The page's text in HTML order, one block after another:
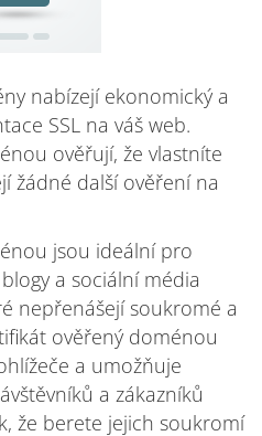
nabízejí ekonomický a
SSL na váš web.
ověřují, že vlastníte
žádné další ověření na
jsou ideální pro
a sociální média
nepřenášejí soukromé a
ověřený doménou
a umožňuje
a zákazníků
že berete jejich soukromí